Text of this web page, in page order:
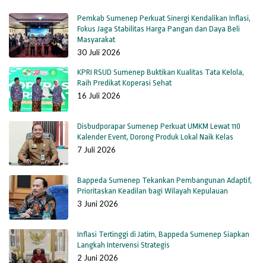
Pemkab Sumenep Perkuat Sinergi Kendalikan Inflasi,
Fokus Jaga Stabilitas Harga Pangan dan Daya Beli
Masyarakat
30 Juli 2026
KPRI RSUD Sumenep Buktikan Kualitas Tata Kelola,
Raih Predikat Koperasi Sehat
16 Juli 2026
Disbudporapar Sumenep Perkuat UMKM Lewat 110
Kalender Event, Dorong Produk Lokal Naik Kelas
7 Juli 2026
Bappeda Sumenep Tekankan Pembangunan Adaptif,
Prioritaskan Keadilan bagi Wilayah Kepulauan
3 Juni 2026
Inflasi Tertinggi di Jatim, Bappeda Sumenep Siapkan
Langkah Intervensi Strategis
2 Juni 2026